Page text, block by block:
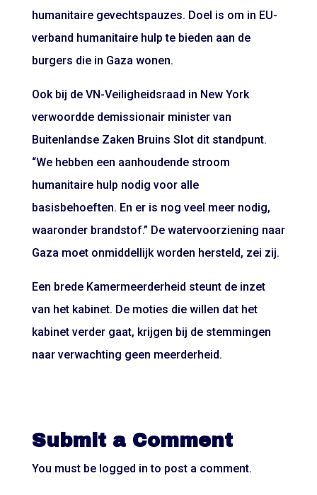
humanitaire gevechtspauzes. Doel is om in EU-
verband humanitaire hulp te bieden aan de
burgers die in Gaza wonen.
Ook bij de VN-Veiligheidsraad in New York
verwoordde demissionair minister van
Buitenlandse Zaken Bruins Slot dit standpunt.
“We hebben een aanhoudende stroom
humanitaire hulp nodig voor alle
basisbehoeften. En er is nog veel meer nodig,
waaronder brandstof.” De watervoorziening naar
Gaza moet onmiddellijk worden hersteld, zei zij.
Een brede Kamermeerderheid steunt de inzet
van het kabinet. De moties die willen dat het
kabinet verder gaat, krijgen bij de stemmingen
naar verwachting geen meerderheid.
Submit a Comment
You must be logged in to post a comment.